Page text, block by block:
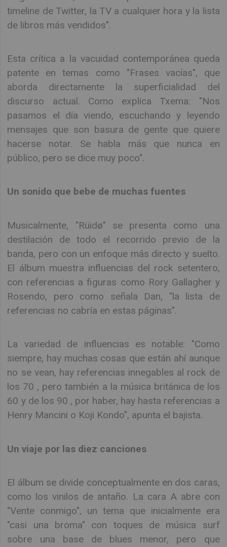
timeline de Twitter, la TV a cualquier hora y la lista
de libros más vendidos".
Esta crítica a la vacuidad contemporánea queda
patente en temas como "Frases vacías", que
aborda directamente la superficialidad del
discurso actual. Como explica Txema: "Nos
pasamos el día viendo, escuchando y leyendo
mensajes que son basura de gente que quiere
hacerse notar. Se habla más que nunca en
público, pero se dice muy poco".
Un sonido que bebe de muchas fuentes
Musicalmente, "Rüidø" se presenta como una
destilación de todo el recorrido previo de la
banda, pero con un enfoque más directo y suelto.
El álbum muestra influencias del rock setentero,
con referencias a figuras como Rory Gallagher y
Rosendo, pero como señala Dan, "la lista de
referencias no cabría en estas páginas".
La variedad de influencias es notable: "Como
siempre, hay muchas cosas que están ahí aunque
no se vean, hay referencias innegables al rock de
los 70 , pero también a la música británica de los
60 y de los 90 , por haber, hay hasta referencias a
Henry Mancini o Koji Kondo", apunta el bajista.
Un viaje por las diez canciones
El álbum se divide conceptualmente en dos caras,
como los vinilos de antaño. La cara A abre con
"Vente conmigo", un tema que inicialmente era
"casi una broma" con toques de música surf
sobre una base de blues menor, pero que